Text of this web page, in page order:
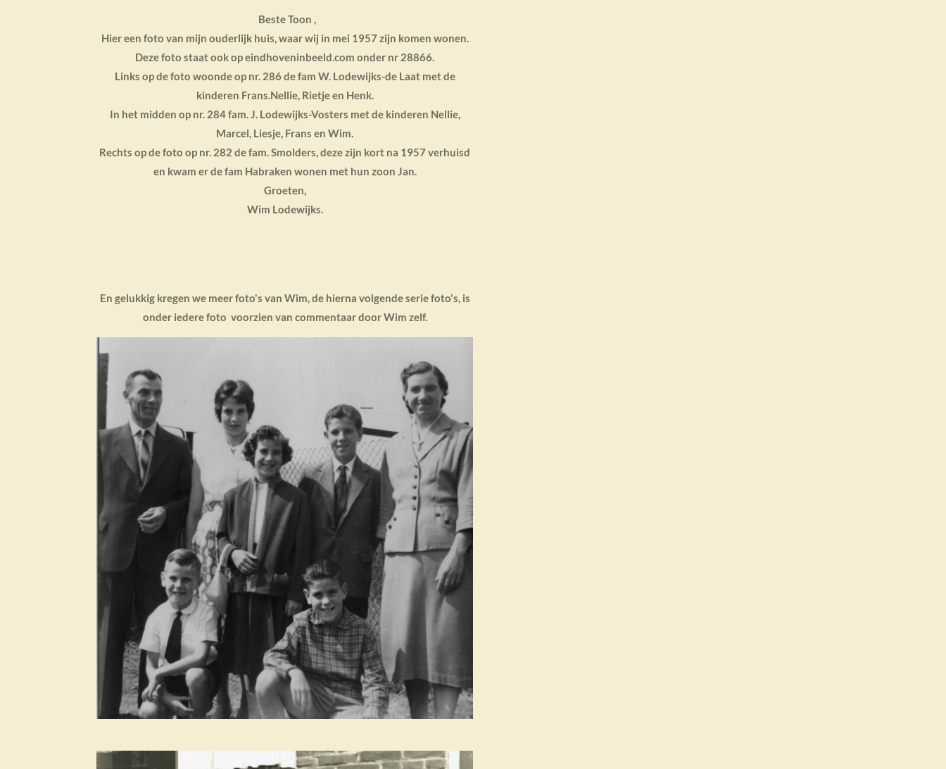
Beste Toon ,
Hier een foto van mijn ouderlijk huis, waar wij in mei 1957 zijn komen wonen.
Deze foto staat ook op eindhoveninbeeld.com onder nr 28866.
Links op de foto woonde op nr. 286 de fam W. Lodewijks-de Laat met de
kinderen Frans.Nellie, Rietje en Henk.
In het midden op nr. 284 fam. J. Lodewijks-Vosters met de kinderen Nellie,
Marcel, Liesje, Frans en Wim.
Rechts op de foto op nr. 282 de fam. Smolders, deze zijn kort na 1957 verhuisd
en kwam er de fam Habraken wonen met hun zoon Jan.
Groeten,
Wim Lodewijks.
En gelukkig kregen we meer foto's van Wim, de hierna volgende serie foto's, is
onder iedere foto voorzien van commentaar door Wim zelf.